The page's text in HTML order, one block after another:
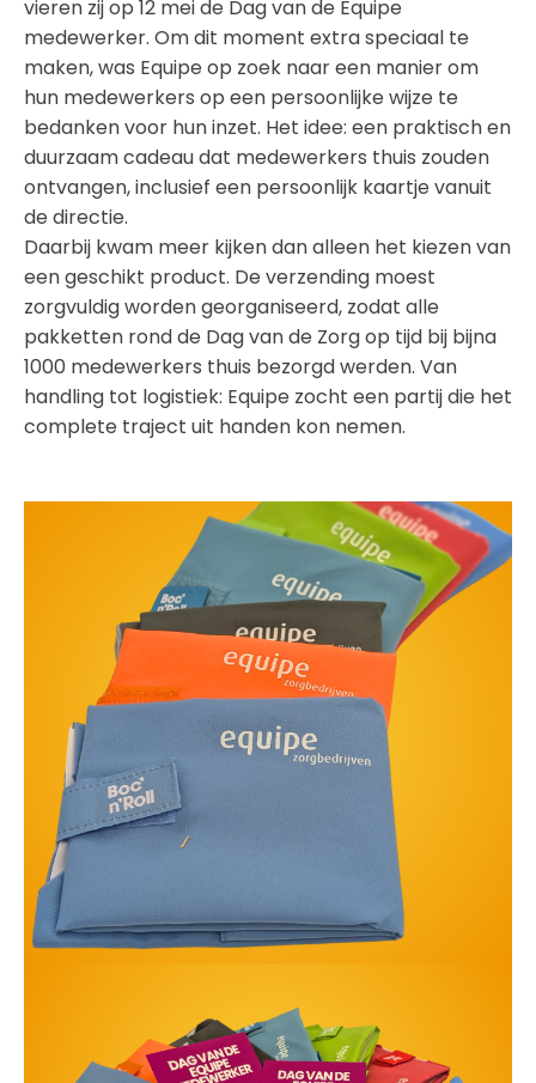
vieren zij op 12 mei de Dag van de Equipe
medewerker. Om dit moment extra speciaal te
maken, was Equipe op zoek naar een manier om
hun medewerkers op een persoonlijke wijze te
bedanken voor hun inzet. Het idee: een praktisch en
duurzaam cadeau dat medewerkers thuis zouden
ontvangen, inclusief een persoonlijk kaartje vanuit
de directie.
Daarbij kwam meer kijken dan alleen het kiezen van
een geschikt product. De verzending moest
zorgvuldig worden georganiseerd, zodat alle
pakketten rond de Dag van de Zorg op tijd bij bijna
1000 medewerkers thuis bezorgd werden. Van
handling tot logistiek: Equipe zocht een partij die het
complete traject uit handen kon nemen.